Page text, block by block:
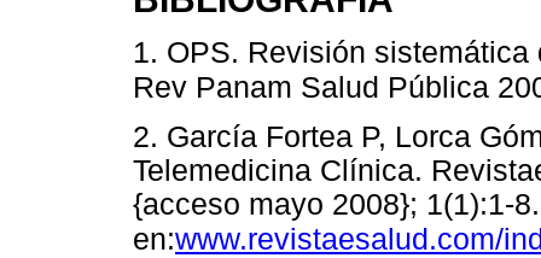
1. OPS. Revisión
Rev Panam Salud Pública
2. García Fortea P, Lorca
Telemedicina Clínica.
{acceso mayo 2008}; 1(1):1-
en:www.revistaesalud.com/